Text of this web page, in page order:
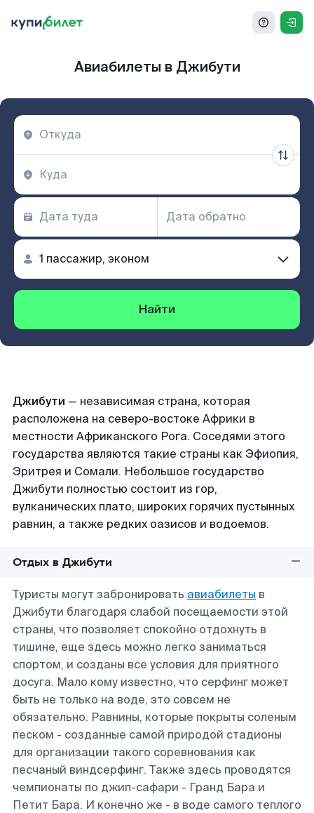
Авиабилеты в Джибути
Найти
Джибути — независимая страна, которая
расположена на северо-востоке Африки в
местности Африканского Рога. Соседями этого
государства являются такие страны как Эфиопия,
Эритрея и Сомали. Небольшое государство
Джибути полностью состоит из гор,
вулканических плато, широких горячих пустынных
равнин, а также редких оазисов и водоемов.
Отдых в Джибути
Туристы могут забронировать авиабилеты в
Джибути благодаря слабой посещаемости этой
страны, что позволяет спокойно отдохнуть в
тишине, еще здесь можно легко заниматься
спортом, и созданы все условия для приятного
досуга. Мало кому известно, что серфинг может
быть не только на воде, это совсем не
обязательно. Равнины, которые покрыты соленым
песком - созданные самой природой стадионы
для организации такого соревнования как
песчаный виндсерфинг. Также здесь проводятся
чемпионаты по джип-сафари - Гранд Бара и
Петит Бара. И конечно же - в воде самого теплого